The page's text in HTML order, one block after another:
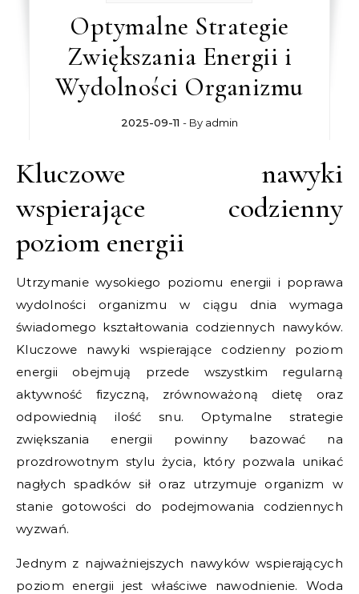
Optymalne Strategie
Zwiększania Energii i
Wydolności Organizmu
2025-09-11 - By admin
Kluczowe nawyki
wspierające codzienny
poziom energii
Utrzymanie wysokiego poziomu energii i poprawa
wydolności organizmu w ciągu dnia wymaga
świadomego kształtowania codziennych nawyków.
Kluczowe nawyki wspierające codzienny poziom
energii obejmują przede wszystkim regularną
aktywność fizyczną, zrównoważoną dietę oraz
odpowiednią ilość snu. Optymalne strategie
zwiększania energii powinny bazować na
prozdrowotnym stylu życia, który pozwala unikać
nagłych spadków sił oraz utrzymuje organizm w
stanie gotowości do podejmowania codziennych
wyzwań.
Jednym z najważniejszych nawyków wspierających
poziom energii jest właściwe nawodnienie. Woda